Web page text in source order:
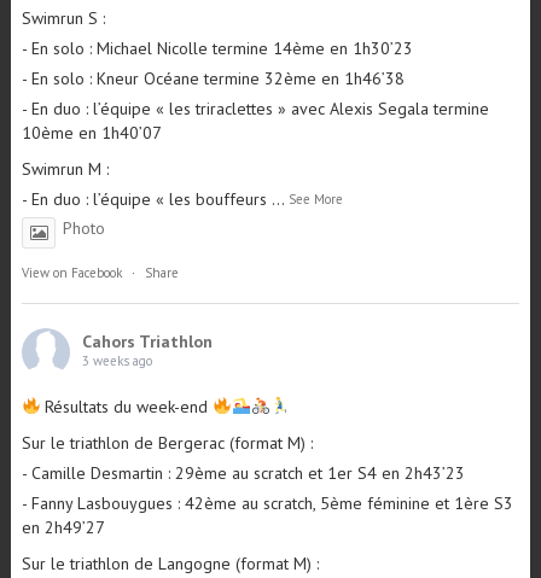
Swimrun S :
- En solo : Michael Nicolle termine 14ème en 1h30’23
- En solo : Kneur Océane termine 32ème en 1h46’38
- En duo : l’équipe « les triraclettes » avec Alexis Segala termine
10ème en 1h40’07
Swimrun M :
- En duo : l’équipe « les bouffeurs ... See More
Photo
View on Facebook · Share
Cahors Triathlon
3 weeks ago
Résultats du week-end
Sur le triathlon de Bergerac (format M) :
- Camille Desmartin : 29ème au scratch et 1er S4 en 2h43’23
- Fanny Lasbouygues : 42ème au scratch, 5ème féminine et 1ère S3
en 2h49’27
Sur le triathlon de Langogne (format M) :